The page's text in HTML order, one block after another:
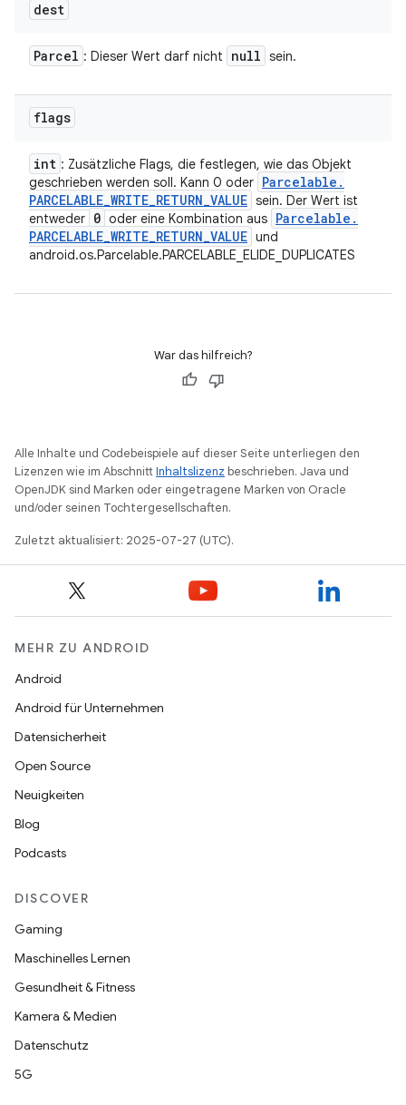
dest
Parcel : Dieser Wert darf nicht null sein.
flags
int : Zusätzliche Flags, die festlegen, wie das Objekt
geschrieben werden soll. Kann 0 oder Parcelable .
PARCELABLE_WRITE_RETURN_VALUE sein. Der Wert ist
entweder 0 oder eine Kombination aus Parcelable .
PARCELABLE_WRITE_RETURN_VALUE und
android.os.Parcelable.PARCELABLE_ELIDE_DUPLICATES
War das hilfreich?
Alle Inhalte und Codebeispiele auf dieser Seite unterliegen den
Lizenzen wie im AbschnittInhaltslizenz beschrieben. Java und
OpenJDK sind Marken oder eingetragene Marken von Oracle
und/oder seinen Tochtergesellschaften.
Zuletzt aktualisiert: 2025-07-27 (UTC).
MEHR ZU ANDROID
Android
Android für Unternehmen
Datensicherheit
Open Source
Neuigkeiten
Blog
Podcasts
DISCOVER
Gaming
Maschinelles Lernen
Gesundheit & Fitness
Kamera & Medien
Datenschutz
5G